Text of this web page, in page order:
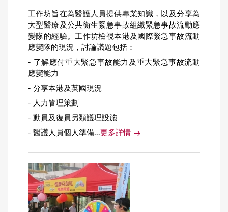
工作坊旨在為醫護人員提供專業知識，以及分享為
大型醫療及公共衞生緊急事故組織緊急事故流動應
變隊的經驗。工作坊檢視本港及國際緊急事故流動
應變隊的現況，討論議題包括：
- 了解應付重大緊急事故能力及重大緊急事故流動
應變能力
- 分享本港及英國現況
- 人力管理策劃
- 動員及復員另類護理設施
- 醫護人員個人準備... 更多詳情